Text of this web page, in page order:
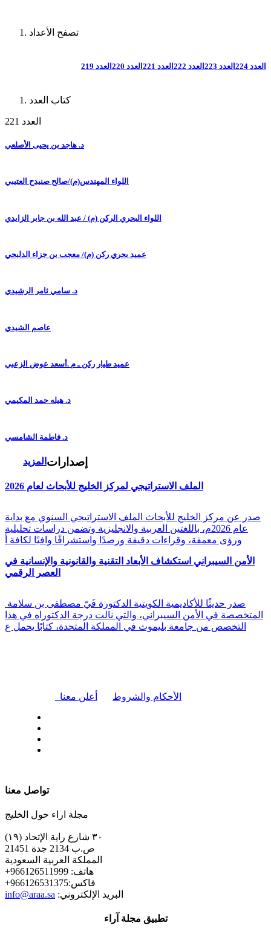
تصفح الأعداد
العدد 224 العدد 223 العدد 222 العدد 221 العدد 220 العدد 219
كتاب العدد
العدد 221
د. هاجد بن يحيى الأصلعي
اللواء المهندس(م)/صالح صنيدح العتيبي
اللواء البحري الركن (م) / عبد الله بن جابر الزايدي
عميد بحري ركن (م)/ معجب بن جزاء الدلبحي
د. سامي ثامر الرشيدي
عاصم الشيدي
عميد طيار ركن ـ م .أسعد عوض الزعبي
د. هيله حمد المكيمي
د. فاطمة الشامسي
المزيد إصدارات
الملف الاستراتيجي لمركز الخليج للأبحاث لعام 2026
صدر عن مركز الخليج للأبحاث الملف الاستراتيجي السنوي مع بداية
عام 2026م، باللغتين العربية والانجليزية وتضمن دراسات تحليلية
ورؤى معمقة، وقراءات دقيقة ورصدًا واستشرافًا وافيًا لكافة أ
الأمن السيبراني استكشاف الأبعاد التقنية والقانونية والإنسانية في
العصر الرقمي
المتخصصة في الأمن السيبراني، والتي نالت درجة الدكتوراه في هذا
التخصص من جامعة بليموث في المملكة المتحدة، كتابًا يحمل ع
أعلن معنا الأحكام والشروط
تواصل معنا
مجلة اراء حول الخليج
٣٠ شارع راية الإتحاد (١٩)
ص.ب 2134 جدة 21451
المملكة العربية السعودية
+هاتف: 966126511999
+فاكس:966126531375
info@araa.sa :البريد الإلكتروني
تطبيق مجلة آراء